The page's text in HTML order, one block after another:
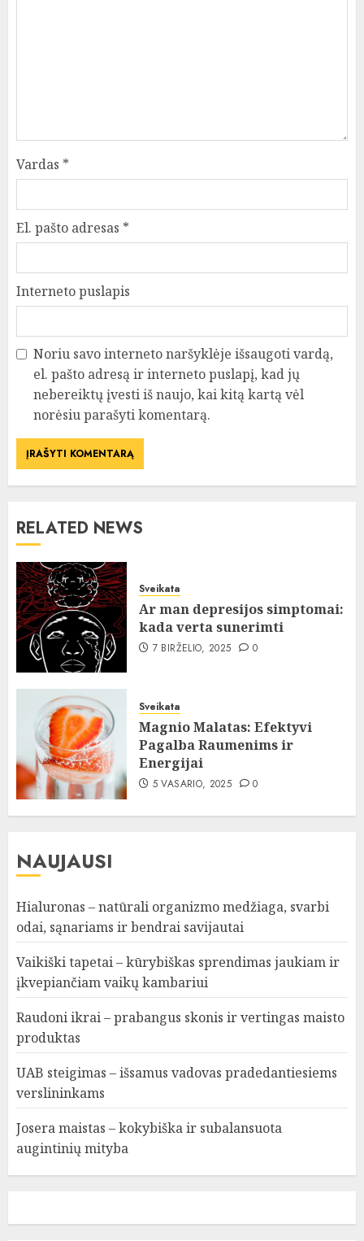
Vardas *
El. pašto adresas *
Interneto puslapis
Noriu savo interneto naršyklėje išsaugoti vardą,
el. pašto adresą ir interneto puslapį, kad jų
nebereiktų įvesti iš naujo, kai kitą kartą vėl
norėsiu parašyti komentarą.
RELATED NEWS
Sveikata
Ar man depresijos simptomai:
kada verta sunerimti
7 BIRŽELIO, 2025 0
Sveikata
Magnio Malatas: Efektyvi
Pagalba Raumenims ir
Energijai
5 VASARIO, 2025 0
NAUJAUSI
Hialuronas – natūrali organizmo medžiaga, svarbi
odai, sąnariams ir bendrai savijautai
Vaikiški tapetai – kūrybiškas sprendimas jaukiam ir
įkvepiančiam vaikų kambariui
Raudoni ikrai – prabangus skonis ir vertingas maisto
produktas
UAB steigimas – išsamus vadovas pradedantiesiems
verslininkams
Josera maistas – kokybiška ir subalansuota
augintinių mityba